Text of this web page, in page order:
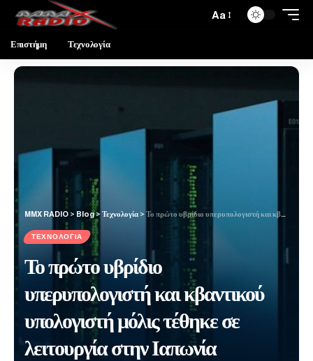
Aa
Επιστήμη Τεχνολογία
MMX RADIO > Blog> Τεχνολογία > Το πρώτο υβρίδιο υπερυπολογιστή και κβαντικού υπολογιστή μόλις τέθηκε σε λειτουργία στην Ιαπωνία
ΤΕΧΝΟΛΟΓΊΑ
Το πρώτο υβρίδιο
υπερυπολογιστή και κβαντικού
υπολογιστή μόλις τέθηκε σε
λειτουργία στην Ιαπωνία